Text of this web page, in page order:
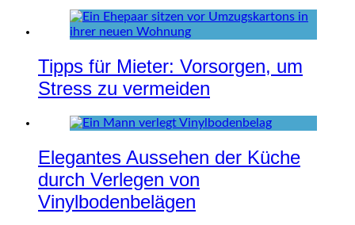
Tipps für Mieter: Vorsorgen, um
Stress zu vermeiden
Elegantes Aussehen der Küche
durch Verlegen von
Vinylbodenbelägen